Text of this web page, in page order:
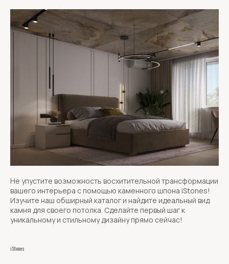
Не упустите возможность восхитительной трансформации
вашего интерьера с помощью каменного шпона iStones!
Изучите наш обширный каталог и найдите идеальный вид
камня для своего потолка. Сделайте первый шаг к
уникальному и стильному дизайну прямо сейчас!
iStones